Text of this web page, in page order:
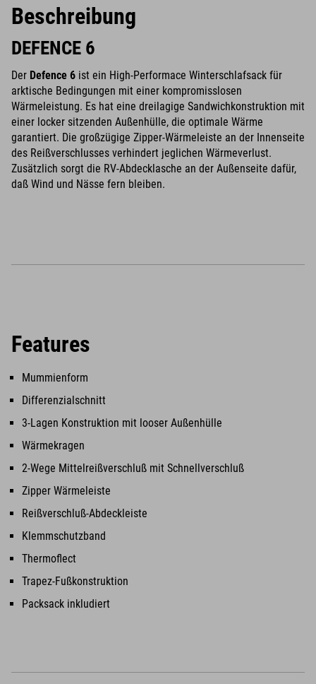
Beschreibung
DEFENCE 6
Der Defence 6 ist ein High-Performace Winterschlafsack für
arktische Bedingungen mit einer kompromisslosen
Wärmeleistung. Es hat eine dreilagige Sandwichkonstruktion mit
einer locker sitzenden Außenhülle, die optimale Wärme
garantiert. Die großzügige Zipper-Wärmeleiste an der Innenseite
des Reißverschlusses verhindert jeglichen Wärmeverlust.
Zusätzlich sorgt die RV-Abdecklasche an der Außenseite dafür,
daß Wind und Nässe fern bleiben.
Features
Mummienform
Differenzialschnitt
3-Lagen Konstruktion mit looser Außenhülle
Wärmekragen
2-Wege Mittelreißverschluß mit Schnellverschluß
Zipper Wärmeleiste
Reißverschluß-Abdeckleiste
Klemmschutzband
Thermoflect
Trapez-Fußkonstruktion
Packsack inkludiert